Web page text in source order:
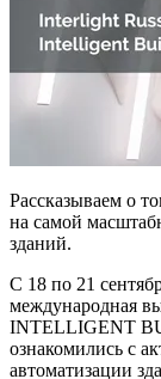
Рассказываем о
на самой
зданий.
С 18 по 21
международная
INTELLIGENT
ознакомились с
автоматизации